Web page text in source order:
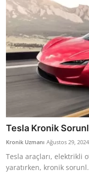
Tesla Kronik
Kronik Uzmanı Ağustos 29, 2024
Tesla araçları, elektrikli
yaratırken, kronik